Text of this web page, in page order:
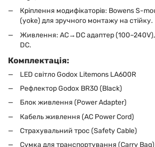
Кріплення модифікаторів: Bowens S-
(yoke) для зручного монтажу на стійку.
Живлення: AC→DC адаптер (100–240V),
DC.
Комплектація:
LED світло Godox Litemons LA600R
Рефлектор Godox BR30 (Black)
Блок живлення (Power Adapter)
Кабель живлення (AC Power Cord)
Страхувальний трос (Safety Cable)
Сумка для транспортування (Carry Bag)